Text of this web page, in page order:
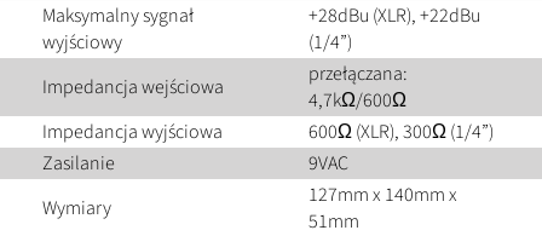
Maksymalny sygnał
wyjściowy
+28dBu (XLR), +22dBu
(1/4”)
Impedancja wejściowa
przełączana:
4,7kΩ/600Ω
Impedancja wyjściowa
600Ω (XLR), 300Ω (1/4”)
Zasilanie
9VAC
Wymiary
127mm x 140mm x
51mm